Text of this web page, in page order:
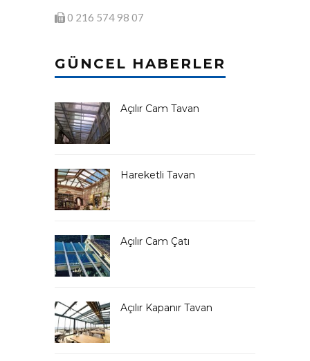
0 216 574 98 07
GÜNCEL HABERLER
Açılır Cam Tavan
Hareketli Tavan
Açılır Cam Çatı
Açılır Kapanır Tavan